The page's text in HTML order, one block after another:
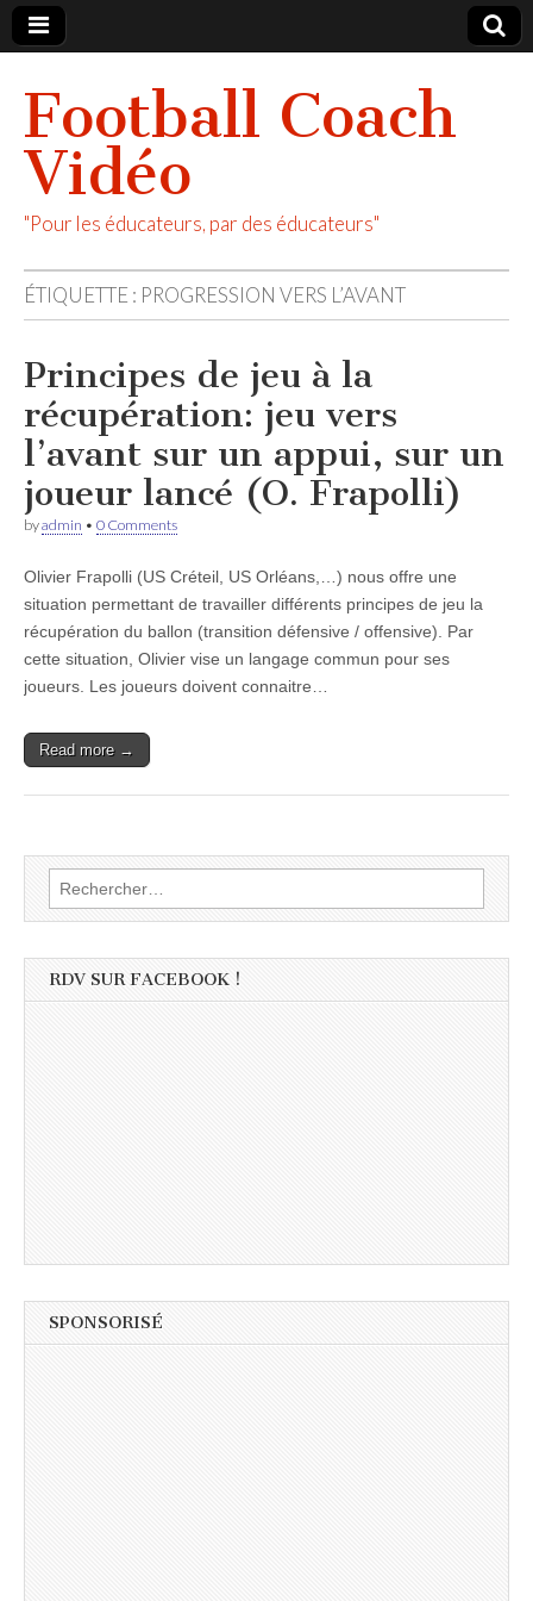
Football Coach
Vidéo
"Pour les éducateurs, par des éducateurs"
ÉTIQUETTE : PROGRESSION VERS L’AVANT
Principes de jeu à la
récupération: jeu vers
l’avant sur un appui, sur un
joueur lancé (O. Frapolli)
byadmin • 0 Comments
Olivier Frapolli (US Créteil, US Orléans,…) nous offre une
situation permettant de travailler différents principes de jeu la
récupération du ballon (transition défensive / offensive). Par
cette situation, Olivier vise un langage commun pour ses
joueurs. Les joueurs doivent connaitre…
Read more →
Rechercher :
RDV SUR FACEBOOK !
SPONSORISÉ